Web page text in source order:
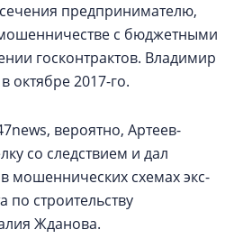
предпринимателю,
с бюджетными
госконтрактов. Владимир
октябре 2017-го.
вероятно, Артеев-
со следствием и дал
мошеннических схемах экс-
по строительству
Жданова.